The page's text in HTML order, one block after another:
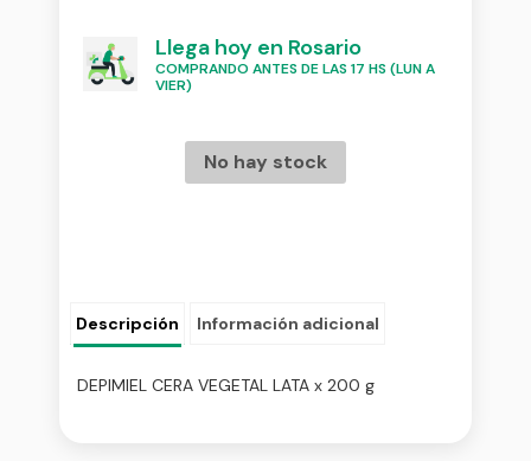
Llega hoy en Rosario
COMPRANDO ANTES DE LAS 17 HS (LUN A
VIER)
No hay stock
Descripción Información adicional
DEPIMIEL CERA VEGETAL LATA x 200 g